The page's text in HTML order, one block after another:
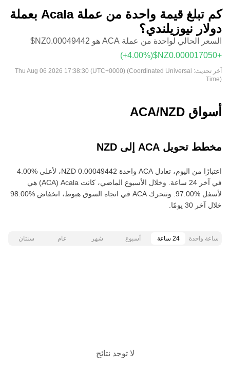
كم تبلغ قيمة واحدة من عملة ‏Acala بعملة
‏دولار نيوزيلندي؟
السعر الحالي لواحدة من عملة ACA هو ‏‎‏‎0.00049442‏‏NZ$‏
(‏‎+4.00‎%‎‏)
آخر تحديث: Thu Aug 06 2026 17:38:30 (UTC+0000) (Coordinated Universal
Time)
أسواق ACA/NZD
مخطط تحويل ACA إلى NZD
في آخر 24 ساعة. وخلال الأسبوع الماضي، كانت Acala‏ (ACA) هي
خلال آخر 30 يومًا.
ساعة واحدة 24 ساعة أسبوع شهر عام سنتان
لا توجد نتائج